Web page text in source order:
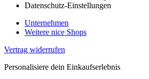
Datenschutz-Einstellungen
Unternehmen
Weitere nice Shops
Vertrag widerrufen
Personalisiere dein Einkaufserlebnis